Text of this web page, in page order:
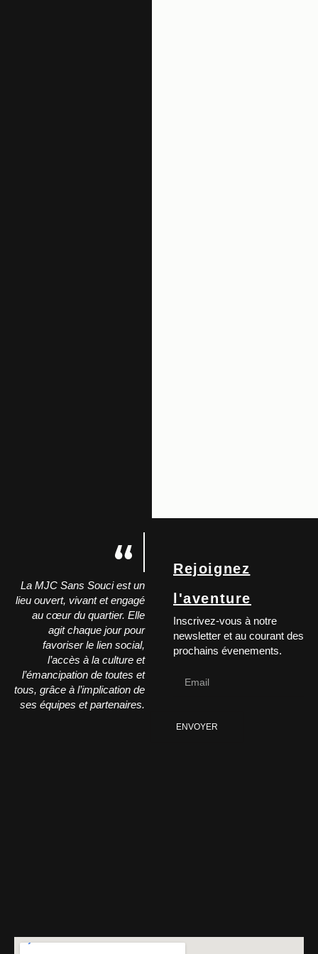
La MJC Sans Souci est un
lieu ouvert, vivant et engagé
au cœur du quartier. Elle
agit chaque jour pour
favoriser le lien social,
l’accès à la culture et
l’émancipation de toutes et
tous, grâce à l’implication de
ses équipes et partenaires.
Rejoignez
l'aventure
Inscrivez-vous à notre
newsletter et au courant des
prochains évenements.
ENVOYER